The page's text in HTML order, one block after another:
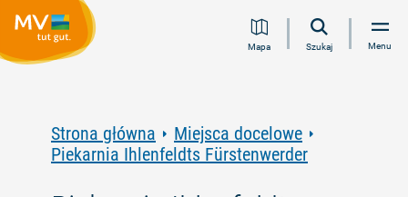
Przejdź
Przejdź
Przejdź
Przejdź
Mapa Szukaj Menu
Strona główna
Miejsca docelowe
Piekarnia Ihlenfeldts Fürstenwerder